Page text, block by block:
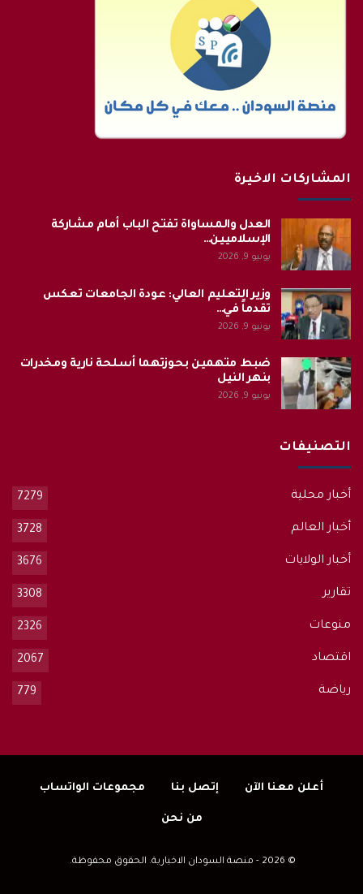
المشاركات الاخيرة
العدل والمساواة تفتح الباب أمام مشاركة
الإسلاميين…
يونيو 9, 2026
وزير التعليم العالي: عودة الجامعات تعكس
تقدماً في…
يونيو 9, 2026
ضبط متهمين بحوزتهما أسلحة نارية ومخدرات
بنهر النيل
يونيو 9, 2026
التصنيفات
أخبار محلية 7279
أخبار العالم 3728
أخبار الولايات 3676
تقارير 3308
منوعات 2326
اقتصاد 2067
رياضة 779
أعلن معنا الآن إتصل بنا مجموعات الواتساب
من نحن
© 2026 - منصة السودان الاخبارية. الحقوق محفوظة.